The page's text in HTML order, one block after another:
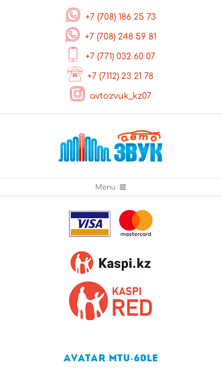
+7 (708) 186 25 73
+7 (708) 248 59 81
+7 (771) 032 60 07
+7 (7112) 23 21 78
avtozvuk_kz07
Menu
AVATAR MTU-60LE